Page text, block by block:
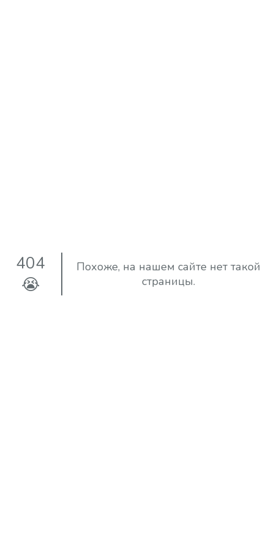
404
😭
Похоже, на нашем сайте нет такой
страницы.